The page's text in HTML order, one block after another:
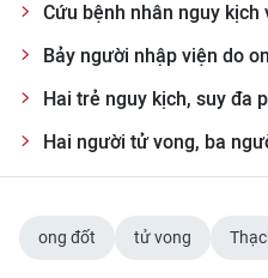
THỜI NAY
NHÂN DÂN HẰNG THÁNG
ĐỌC BÁO IN
Cứu bệnh nhân nguy kịch
Bảy người nhập viện do
Hai trẻ nguy kịch, suy đa
Hai người tử vong, ba
ong đốt tử vong